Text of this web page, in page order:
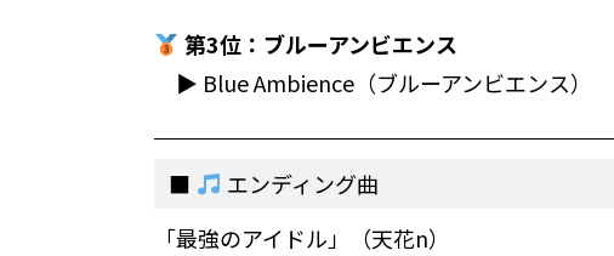
第3位：ブルーアンビエンス
▶︎ Blue Ambience（ブルーアンビエンス）
エンディング曲
「最強のアイドル」（天花n）